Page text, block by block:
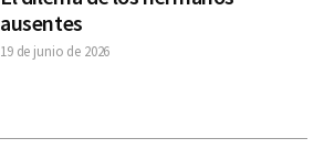
ausentes
19 de junio de 2026